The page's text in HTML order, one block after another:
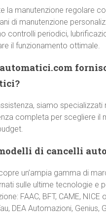
la manutenzione regolare
di manutenzione
controlli periodici,
il funzionamento ottimale.
siamo
completa per scegliere il
di cancelli
un’ampia gamma di
sulle ultime tecnologie e
FAAC, BFT, CAME,
DEA Automazioni, Genius,